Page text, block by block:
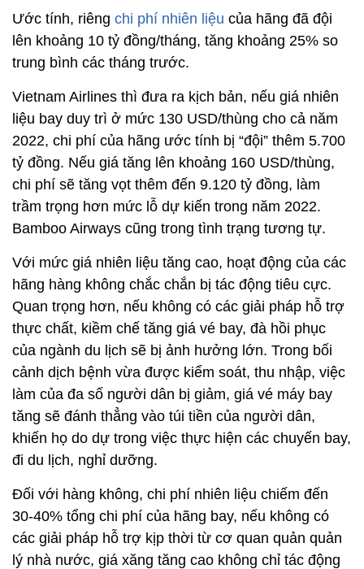
Ước tính, riêng chi phí nhiên liệu của hãng đã đội
lên khoảng 10 tỷ đồng/tháng, tăng khoảng 25% so
trung bình các tháng trước.
Vietnam Airlines thì đưa ra kịch bản, nếu giá nhiên
liệu bay duy trì ở mức 130 USD/thùng cho cả năm
2022, chi phí của hãng ước tính bị “đội” thêm 5.700
tỷ đồng. Nếu giá tăng lên khoảng 160 USD/thùng,
chi phí sẽ tăng vọt thêm đến 9.120 tỷ đồng, làm
trầm trọng hơn mức lỗ dự kiến trong năm 2022.
Bamboo Airways cũng trong tình trạng tương tự.
Với mức giá nhiên liệu tăng cao, hoạt động của các
hãng hàng không chắc chắn bị tác động tiêu cực.
Quan trọng hơn, nếu không có các giải pháp hỗ trợ
thực chất, kiềm chế tăng giá vé bay, đà hồi phục
của ngành du lịch sẽ bị ảnh hưởng lớn. Trong bối
cảnh dịch bệnh vừa được kiểm soát, thu nhập, việc
làm của đa số người dân bị giảm, giá vé máy bay
tăng sẽ đánh thẳng vào túi tiền của người dân,
khiến họ do dự trong việc thực hiện các chuyến bay,
đi du lịch, nghỉ dưỡng.
Đối với hàng không, chi phí nhiên liệu chiếm đến
30-40% tổng chi phí của hãng bay, nếu không có
các giải pháp hỗ trợ kịp thời từ cơ quan quản quản
lý nhà nước, giá xăng tăng cao không chỉ tác động